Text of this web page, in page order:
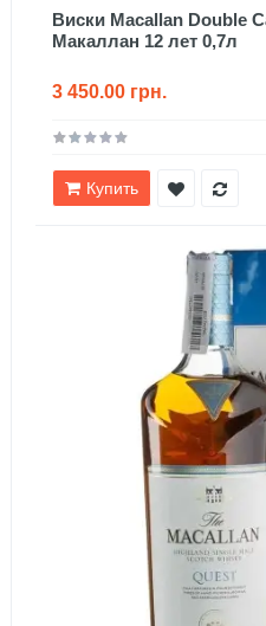
Виски Macallan Double
Макаллан 12 лет 0,7л
3 450.00 грн.
Купить